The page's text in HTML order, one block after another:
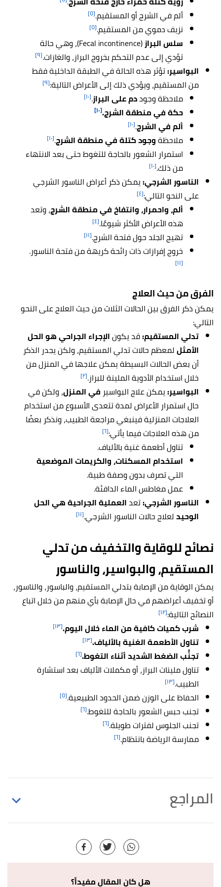
ألم في الشرج أو المستقيم.[٥]
نزيف دموي من المستقيم.[٥]
سلس البراز
(Fecal incontinence)، وهي حالة
تؤدي إلى عدم التحكم بخروج البراز، والغازات.[٩]
البواسير:تؤثر هذه الحالة في الطبقة الداخلية فقط
من المستقيم، ويؤدي ذلك إلى الأعراض التالية:[٩]
ملاحظة وجوددم على البراز.[١٠]
حكة في منطقة الشرج.[١٠]
ألم في الشرج.[١٠]
ملاحظةوجود كتلة في منطقة الشرج.[١٠]
استمرار الشعور بالحاجة للتغوط حتى بعد الانتهاء
من ذلك.[١٠]
الناسور الشرجي:يمكن ذكر أعراض الناسور الشرجي
على النحو التالي:[٤]
ألم، واحمرار، وانتفاخ في منطقة الشرج، وتعد
هذه الأعراض الأكثر شيوعًا.[٤]
تهيج الجلد حول فتحة الشرج.[١١]
خروج إفرازات ذات رائحة كريهة من فتحة الناسور.
[١١]
الفرق من حيث العلاج
يمكن ذكر الفرق بين الحالات الثلاث من حيث العلاج على النحو
التالي:
تدلي المستقيم:قد يكونالإجراء الجراحي هو الحل
الأمثللمعظم حالات تدلي المستقيم، ولكن يجدر الذكر
أن بعض الحالات البسيطة يمكن علاجها في المنزل من
خلال استخدام الأدوية الملينة للبراز.[٢]
البواسير:يمكن علاج البواسير في المنزل، ولكن في
حال استمرار الأعراض لمدة تتعدى الأسبوع من استخدام
العلاجات المنزلية فينبغي مراجعة الطبيب، ونذكر بعضًا
من هذه العلاجات فيما يأتي:[٦]
تناول أطعمة غنية بالألياف.
استخدام المسكنات، والكريمات الموضعية
التي تصرف بدون وصفة طبية.
عمل مغاطس الماء الدافئة.
الناسور الشرجي:تعدالعملية الجراحية هي الحل
الوحيدلعلاج حالات الناسور الشرجي.[١١]
نصائح للوقاية والتخفيف من تدلي
المستقيم، والبواسير، والناسور
يمكن الوقاية من الإصابة بتدلي المستقيم، والباسور، والناسور،
أو تخفيف أعراضهم في حال الإصابة بأي منهم من خلال اتباع
النصائح التالية:[١٢]
شرب كميات كافية من الماء خلال اليوم.[١٣]
تناول الأطعمة الغنية بالألياف.[١٣]
تجنُّب الضغط الشديد أثناء التغوط.[٦]
تناول ملينات البراز، أو مكملات الألياف بعد استشارة
الطبيب.[١٣]
الحفاظ على الوزن ضمن الحدود الطبيعية.[٥]
تجنب حبس الشعور بالحاجة للتغوط.[٦]
تجنب الجلوس لفترات طويلة.[٦]
ممارسة الرياضة بانتظام.[٦]
المراجع
and fistulas",ncbi , Retrieved 11/3/2021. Edited.
^أب"Rectal Prolapse"
,clevelandclinic, Retrieved
11/3/2021. Edited.هل كان المقال مفيداً؟